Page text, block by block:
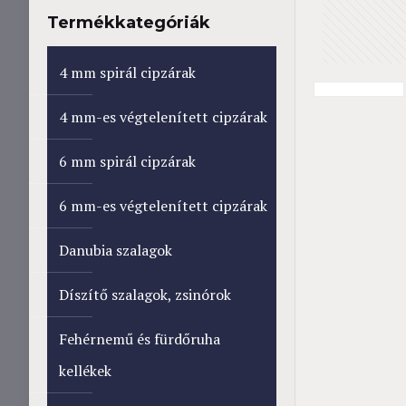
Termékkategóriák
4 mm spirál cipzárak
4 mm-es végtelenített cipzárak
6 mm spirál cipzárak
6 mm-es végtelenített cipzárak
Danubia szalagok
Díszítő szalagok, zsinórok
Fehérnemű és fürdőruha
kellékek